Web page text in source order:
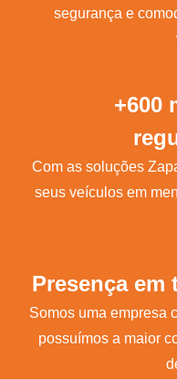
segurança e
+600
Com as soluções
seus veículos em
Presença em
Somos uma empresa
possuímos a maior